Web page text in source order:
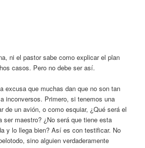
ni el pastor sabe como explicar el plan
casos. Pero no debe ser así.
excusa que muchas dan que no son tan
inconversos. Primero, si tenemos una
de un avión, o como esquiar, ¿Qué será el
ser maestro? ¿No será que tiene esta
y lo llega bien? Así es con testificar. No
sino alguien verdaderamente